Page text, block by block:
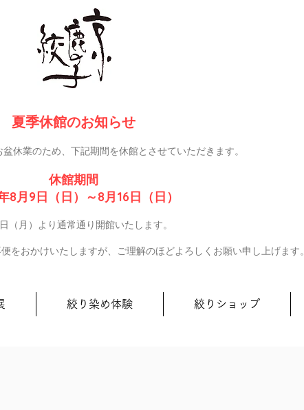
夏季休館のお知らせ
休業のため、下記期間を休館とさせていただきます。
休館期間
8月9日（日）～8月16日（日）
（月）より通常通り開館いたします。
をおかけいたしますが、ご理解のほどよろしくお願い申し上げます。
絞り染め体験 絞りショップ